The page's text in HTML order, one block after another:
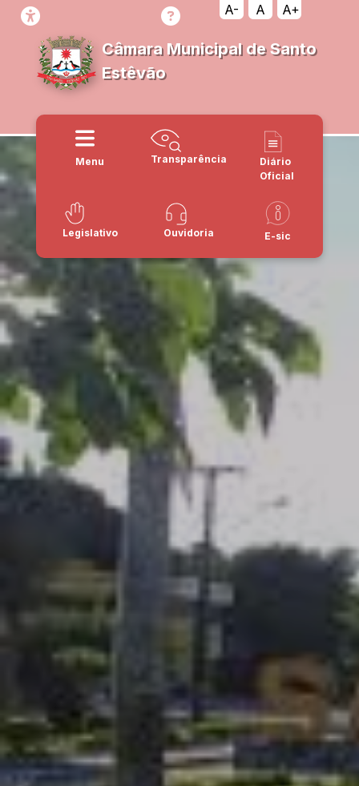
A- A A+
Câmara Municipal de Santo
Estêvão
Menu Transparência
Diário
Oficial
Legislativo Ouvidoria E-sic